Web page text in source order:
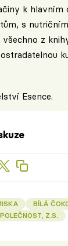
k hlavním
s
z
Esence.
BÍLÁ
Z.S.